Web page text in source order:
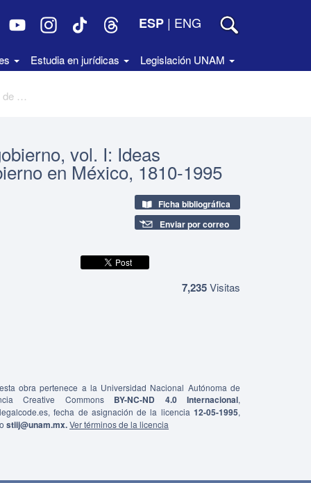
ESP | ENG
Estudia en jurídicas Legislación UNAM
México: una forma republicana de gobierno, vol. I: Ideas fundamentales sobre formas de gobierno en México, 1810-1995
vol. I: Ideas
en México, 1810-1995
Ficha bibliográfica
Enviar por correo
7,235Visitas
obra pertenece a la Universidad Nacional Autónoma de
Creative Commons BY-NC-ND 4.0 Internacional,
fecha de asignación de la licencia 12-05-1995,
stiij@unam.mx.Ver términos de la licencia